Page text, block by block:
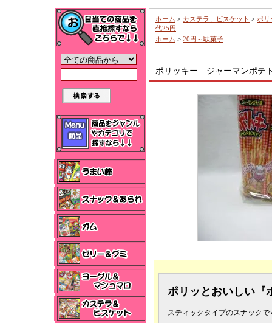
ホーム > カステラ、ビスケット > ポ
代25円
ホーム > 20円～駄菓子
ポリッキー ジャーマンポテ
ポリッとおいしい『
スティックタイプのスナックで